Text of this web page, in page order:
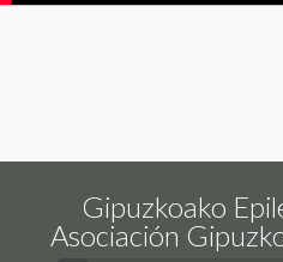
Gipuzkoako
Asociación